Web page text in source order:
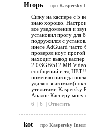
Игорь про Kaspersky
Сижу на каспере с 5
знаю хорошо.
все уведомления и
установил прогу для
подружился с
инете AdGuard часто
проверял ноут
находит вывод
2.0\3GB\512 MB
сообщений и.тд
поменяю никогда
удаляю
утилитами Kaspersky
Аналог Касперу могу
6
| 6 | Ответить
kot про Kaspersky